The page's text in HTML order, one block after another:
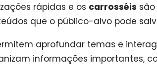
rápidas e os carrosséis
que o público-alvo pode
aprofundar temas e
informações importantes,